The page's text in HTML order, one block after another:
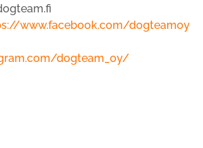
www.facebook.com/dogteamoy
dogteam_oy/